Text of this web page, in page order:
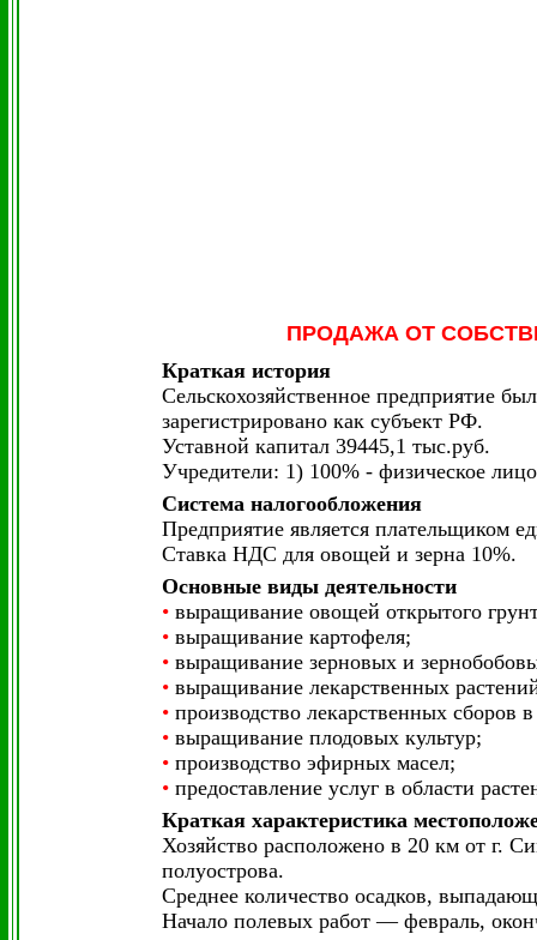
ПРОДАЖА ОТ
Краткая история
Сельскохозяйственное предприятие
зарегистрировано как субъект РФ.
Уставной капитал 39445,1 тыс.руб.
Учредители: 1) 100% - физическое
Система налогообложения
Предприятие является плательщиком
Ставка НДС для овощей и зерна 10%.
Основные виды деятельности
• выращивание овощей открытого
• выращивание картофеля;
• выращивание зерновых и
• выращивание лекарственных
• производство лекарственных сборов
• выращивание плодовых культур;
• производство эфирных масел;
• предоставление услуг в области
Краткая характеристика
Хозяйство расположено в 20 км от г.
полуострова.
Среднее количество осадков,
Начало полевых работ — февраль,